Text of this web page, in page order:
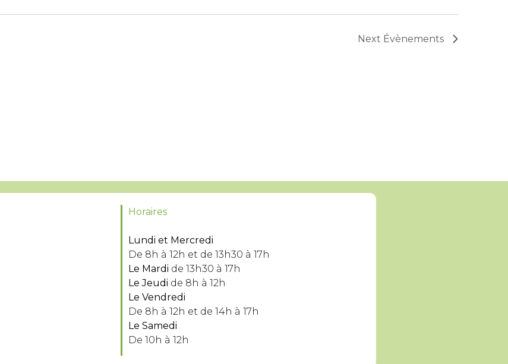
Next Évènements
Horaires
Lundi et Mercredi
De 8h à 12h et de 13h30 à 17h
Le Mardi de 13h30 à 17h
Le Jeudi de 8h à 12h
Le Vendredi
De 8h à 12h et de 14h à 17h
Le Samedi
De 10h à 12h